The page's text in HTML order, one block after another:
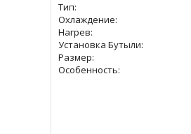
Тип:
Охлаждение:
Нагрев:
Установка Бутыли:
Размер:
Особенность: